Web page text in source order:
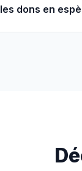
dons en